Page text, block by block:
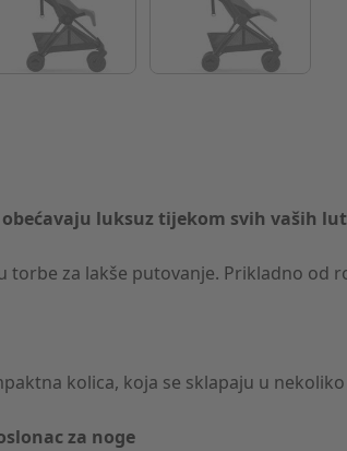
luksuz tijekom svih vaših
torbe za lakše putovanje. Prikladno od
kolica, koja se sklapaju u
za noge